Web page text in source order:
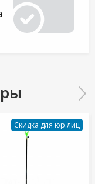
Скидка для юр.лиц